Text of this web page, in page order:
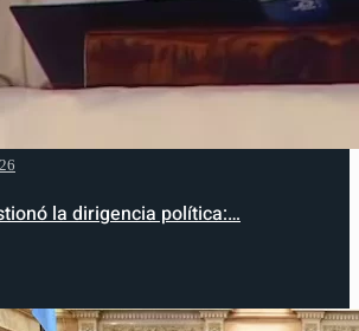
la dirigencia política:…